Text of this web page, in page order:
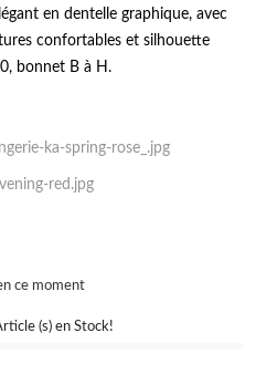
en dentelle graphique, avec
confortables et silhouette
bonnet B à H.
ce moment
(s) en Stock!